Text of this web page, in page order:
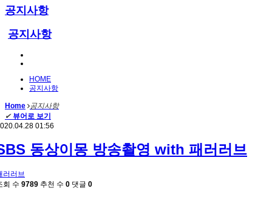
공지사항
공지사항
HOME
공지사항
Home
공지사항
✔ 뷰어로 보기
01:56
동상이몽 방송촬영 with 패러러브
러러브
회 수 9789 추천 수 0 댓글 0